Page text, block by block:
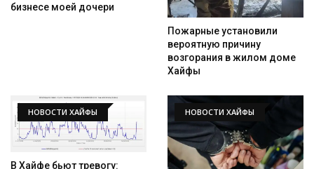
бизнесе моей дочери
Пожарные установили
вероятную причину
возгорания в жилом доме
Хайфы
НОВОСТИ ХАЙФЫ
В Хайфе бьют тревогу:
НОВОСТИ ХАЙФЫ